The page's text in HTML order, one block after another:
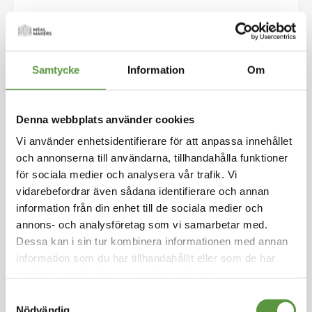
Samtycke Information Om
Denna webbplats använder cookies
Vi använder enhetsidentifierare för att anpassa innehållet
och annonserna till användarna, tillhandahålla funktioner
för sociala medier och analysera vår trafik. Vi
vidarebefordrar även sådana identifierare och annan
information från din enhet till de sociala medier och
annons- och analysföretag som vi samarbetar med.
Dessa kan i sin tur kombinera informationen med annan
information som du har tillhandahållit eller som de har
Lagerblad 6x45g
Logga in för att handla
distinkt, bitter och aromatisk ton som lyfter lång
kok, grytor och inläggningar. Lagerblad passar
särskilt bra till kötträtter, men gör sig lika fint till
sammans med grönsaker, fisk och skaldjur. Anv
änd några blad i grytan eller buljongen för att
ge djup och karaktär åt smaken – ett måste i al
lt från boeuf bourguignon till hemgjord sillinläg
gning. Ett tidlöst kryddskåpsess för den som vill
laga mat med känsla och tradition.
Kolonial
Utg:fullgott
PEDROS
till
början
av
bildgalleriet